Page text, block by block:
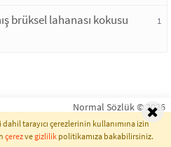
brüksel lahanası kokusu
1
Normal Sözlük © 2026
tarayıcı çerezlerinin kullanımına izin
çerezvegizlilikpolitikamıza bakabilirsiniz.